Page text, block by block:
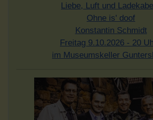
Liebe, Luft und
Ohne is' doof
Konstantin Schmidt
Freitag 9.10.2026 - 20
im Museumskeller